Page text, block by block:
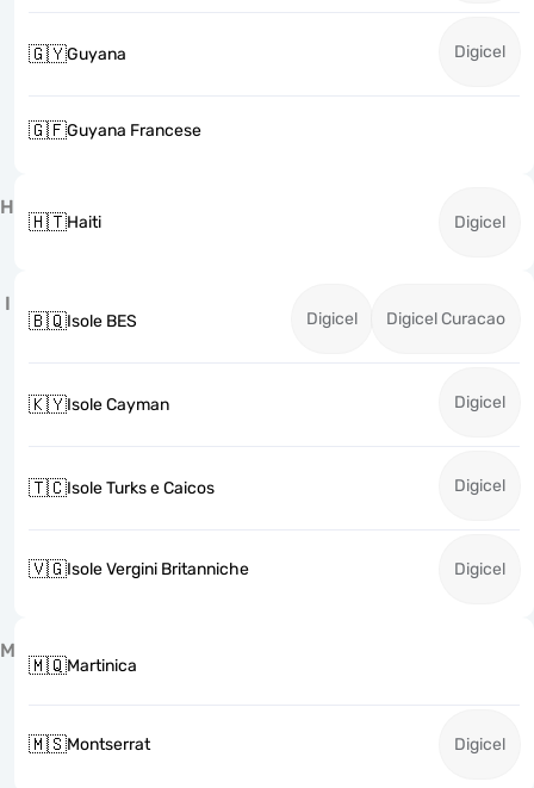
🇬🇾Guyana Digicel
🇬🇫Guyana Francese
H
🇭🇹Haiti Digicel
I
🇧🇶Isole BES Digicel Digicel Curacao
🇰🇾Isole Cayman Digicel
🇹🇨Isole Turks e Caicos Digicel
🇻🇬Isole Vergini Britanniche Digicel
M
🇲🇶Martinica
🇲🇸Montserrat Digicel